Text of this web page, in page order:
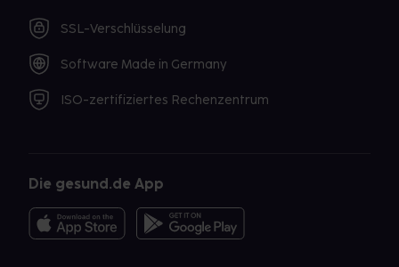
SSL-Verschlüsselung
Software Made in Germany
ISO-zertifiziertes Rechenzentrum
Die gesund.de App